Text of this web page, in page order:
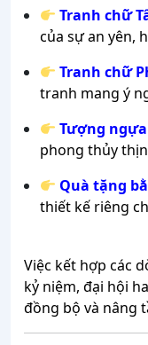
Tranh chữ
của sự an yên,
Tranh chữ
tranh mang ý
Tượng
phong thủy
Quà tặng
thiết kế riêng
Việc kết hợp các
kỷ niệm, đại hội
đồng bộ và nâng